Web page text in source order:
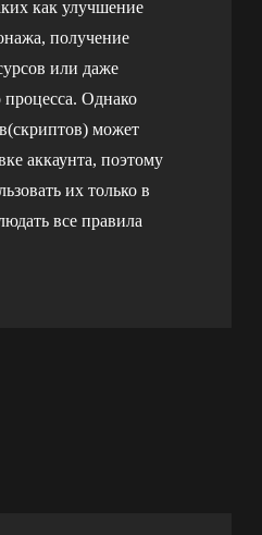
как улучшение
получение
или даже
процесса. Однако
может
аккаунта, поэтому
их только в
все правила